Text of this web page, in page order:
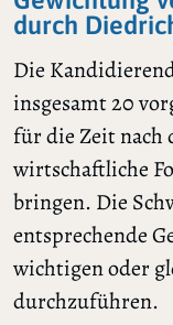
durch
Die
insgesamt 20
für die Zeit nach
wirtschaftliche
bringen. Die
entsprechende
wichtigen oder
durchzuführen.